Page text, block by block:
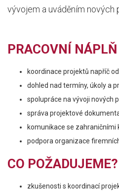
vývojem a uváděním nových
PRACOVNÍ NÁPLŇ
koordinace projektů napříč
dohled nad termíny, úkoly a
spolupráce na vývoji nových
správa projektové
komunikace se zahraničními
podpora organizace
CO POŽADUJEME?
zkušenosti s koordinací